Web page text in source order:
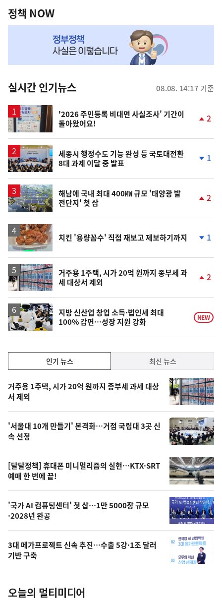
책
NOW,
뉴
스
정책 NOW
실시간 인기뉴스 08.08. 14:17 기준
'2026 주민등록 비대면 사실조사' 기간이
돌아왔어요!
2
세종시 행정수도 기능 완성 등 국토대전환
8대 과제 이달 중 발표
1
해남에 국내 최대 400㎿ 규모 '태양광 발
전단지' 첫 삽
2
치킨 '용량꼼수' 직접 재보고 제보하기까지 1
거주용 1주택, 시가 20억 원까지 종부세 과
세 대상서 제외
승
2
지방 신산업 창업 소득·법인세 최대
100% 감면…성장 지원 강화
NEW
기,
최
신,
오
늘
의
영
상
오
늘
의
사
진
인기 뉴스 최신 뉴스
기
뉴
스
거주용 1주택, 시가 20억 원까지 종부세 과세 대상
서 제외
'서울대 10개 만들기' 본격화…거점 국립대 3곳 신
속 선정
[달달정책] 휴대폰 미니멀리즘의 실현…KTX·SRT
예매 한 번에 끝!
'국가 AI 컴퓨팅센터' 첫 삽…1만 5000장 규모
·2028년 완공
3대 메가프로젝트 신속 추진…수출 5강·1조 달러
기반 구축
오늘의 멀티미디어